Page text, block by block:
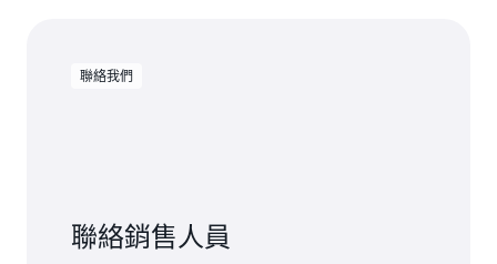
聯絡我們
聯絡銷售人員